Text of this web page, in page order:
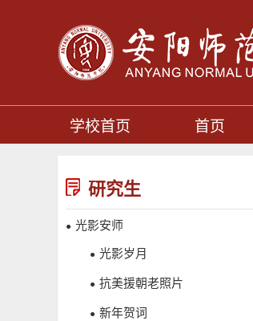
学校首页 首页
研究生
● 光影安师
● 光影岁月
● 抗美援朝老照片
● 新年贺词